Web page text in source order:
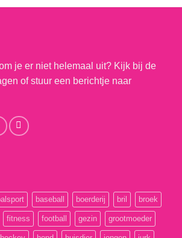
je er niet helemaal uit? Kijk bij de
of stuur een berichtje naar
baseball boerderij bril broek
fitness football gezin grootmoeder